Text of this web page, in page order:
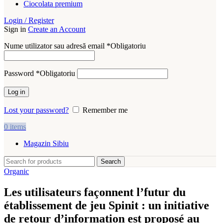
Ciocolata premium
Login / Register
Sign in Create an Account
Nume utilizator sau adresă email *Obligatoriu
Password *Obligatoriu
Log in
Lost your password?
Remember me
0 items
Magazin Sibiu
Search
Organic
Les utilisateurs façonnent l’futur du
établissement de jeu Spinit : un initiative
de retour d’information est proposé au